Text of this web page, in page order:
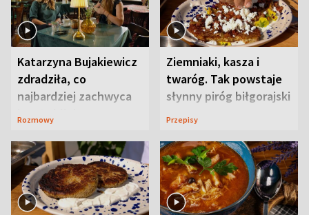
Katarzyna Bujakiewicz
zdradziła, co
najbardziej zachwyca
ją w Lublinie
Rozmowy
Ziemniaki, kasza i
twaróg. Tak powstaje
słynny piróg biłgorajski
Przepisy